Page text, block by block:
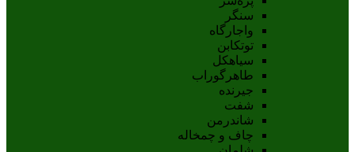
سنگر
واجارگاه
توتکابن
سیاهکل
طاهرگوراب
جیرنده
شفت
شاندرمن
چاف و چمخاله